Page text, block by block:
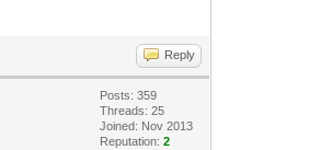
Reply
Posts: 359
Threads: 25
Joined: Nov 2013
Reputation:2